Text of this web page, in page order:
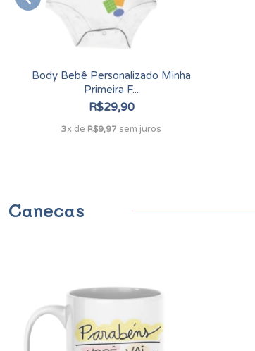
Body Bebê Personalizado Minha
Primeira F...
R$29,90
3x de R$9,97 sem juros
Canecas